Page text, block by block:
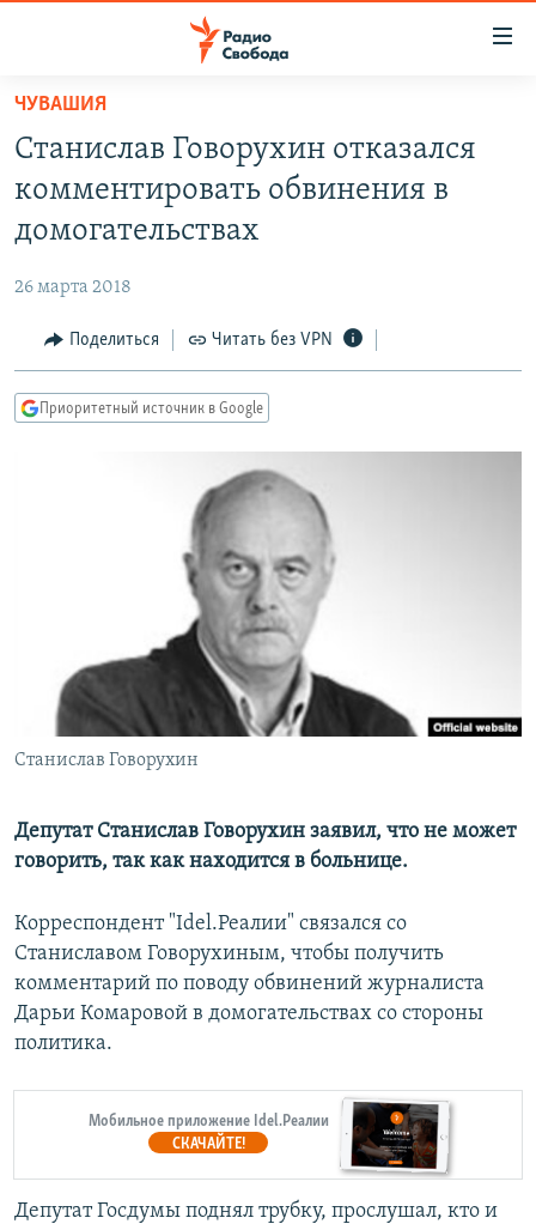
упрощенного
доступа
основному
Вернутся
Вернутся
АВТОРСКИЕ ПРОЕКТЫ
МНЕНИЯ
КУЛЬТУРА
КАВКАЗ.РЕАЛИИ
РАСПИСАНИЕ ВЕЩАНИЯ
ПОДПИШИТЕСЬ НА РАССЫЛКУ
СОЦИАЛЬНЫЕ СЕТИ
Все сайты РСЕ/РС
ЧУВАШИЯ
Станислав Говорухин отказался
комментировать обвинения в
домогательствах
26 марта 2018
Поделиться Читать без VPN
Приоритетный источник в Google
Станислав Говорухин
Депутат Станислав Говорухин заявил, что не может
говорить, так как находится в больнице.
Корреспондент "Idel.Реалии" связался со
Станиславом Говорухиным, чтобы получить
комментарий по поводу обвинений журналиста
Дарьи Комаровой в домогательствах со стороны
политика.
Мобильное приложение Idel.Реалии
СКАЧАЙТЕ!
Депутат Госдумы поднял трубку, прослушал, кто и